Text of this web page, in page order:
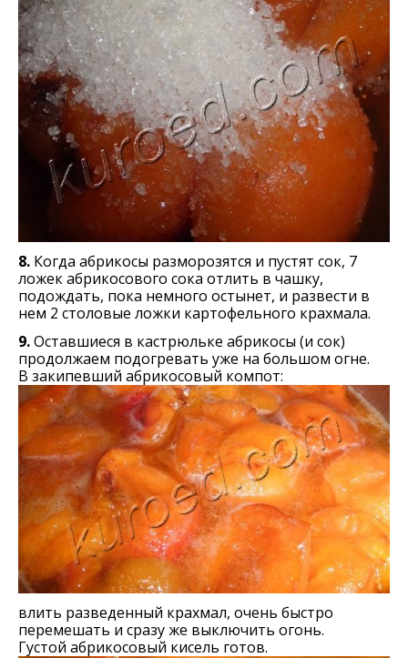
8. Когда абрикосы разморозятся и пустят сок, 7
ложек абрикосового сока отлить в чашку,
подождать, пока немного остынет, и развести в
нем 2 столовые ложки картофельного крахмала.
9.Оставшиеся в кастрюльке абрикосы (и сок)
продолжаем подогревать уже на большом огне.
В закипевший абрикосовый компот:
влить разведенный крахмал, очень быстро
перемешать и сразу же выключить огонь.
Густой абрикосовый кисель готов.